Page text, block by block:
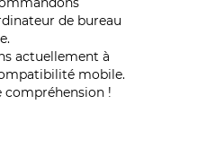
de bureau
actuellement à
mobile.
compréhension !